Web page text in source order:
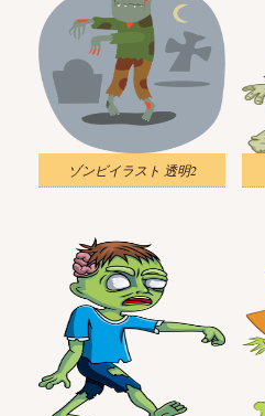
ゾンビイラスト 透明2